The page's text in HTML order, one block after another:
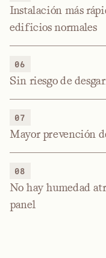
Instalación más
edificios normales
06
Sin riesgo de
07
Mayor prevención
08
No hay humedad
panel